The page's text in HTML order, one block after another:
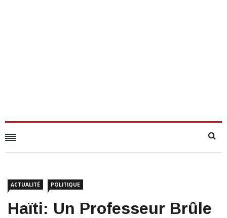
ACTUALITÉ POLITIQUE
Haïti: Un Professeur Brûle